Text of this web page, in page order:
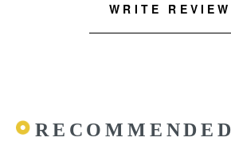
WRITE REVIEW
RECOMMENDED